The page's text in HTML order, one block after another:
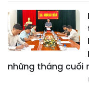
những tháng cuối